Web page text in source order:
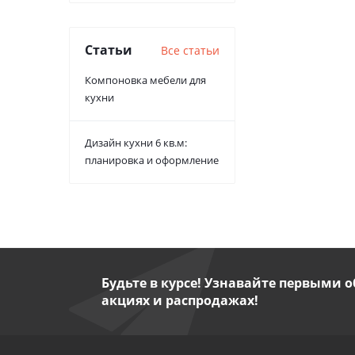
Статьи Все статьи
Компоновка мебели для
кухни
Дизайн кухни 6 кв.м:
планировка и оформление
Будьте в курсе! Узнавайте первыми
акциях и распродажах!